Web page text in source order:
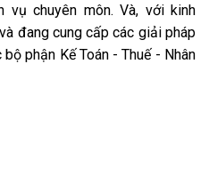
vụ chuyên môn. Và, với kinh
đang cung cấp các giải pháp
phận Kế Toán - Thuế - Nhân